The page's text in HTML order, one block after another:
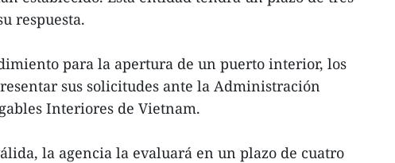
respuesta.
para la apertura de un puerto interior, los
sus solicitudes ante la Administración
Interiores de Vietnam.
la agencia la evaluará en un plazo de cuatro